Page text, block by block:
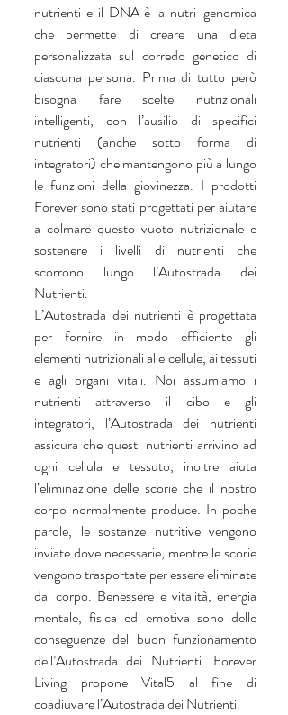
nutrienti e il DNA è la nutri-genomica
che permette di creare una dieta
personalizzata sul corredo genetico di
ciascuna persona. Prima di tutto però
bisogna fare scelte nutrizionali
intelligenti, con l’ausilio di specifici
nutrienti (anche sotto forma di
integratori) che mantengono più a lungo
le funzioni della giovinezza. I prodotti
Forever sono stati progettati per aiutare
a colmare questo vuoto nutrizionale e
sostenere i livelli di nutrienti che
scorrono lungo l’Autostrada dei
Nutrienti.
L’Autostrada dei nutrienti è progettata
per fornire in modo efficiente gli
elementi nutrizionali alle cellule, ai tessuti
e agli organi vitali. Noi assumiamo i
nutrienti attraverso il cibo e gli
integratori, l’Autostrada dei nutrienti
assicura che questi nutrienti arrivino ad
ogni cellula e tessuto, inoltre aiuta
l’eliminazione delle scorie che il nostro
corpo normalmente produce. In poche
parole, le sostanze nutritive vengono
inviate dove necessarie, mentre le scorie
vengono trasportate per essere eliminate
dal corpo. Benessere e vitalità, energia
mentale, fisica ed emotiva sono delle
conseguenze del buon funzionamento
dell’Autostrada dei Nutrienti. Forever
Living propone Vital5 al fine di
coadiuvare l’Autostrada dei Nutrienti.